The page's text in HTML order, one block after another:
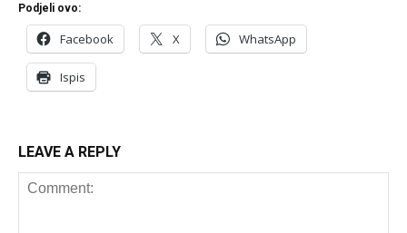
Podjeli ovo:
Facebook X WhatsApp
Ispis
LEAVE A REPLY